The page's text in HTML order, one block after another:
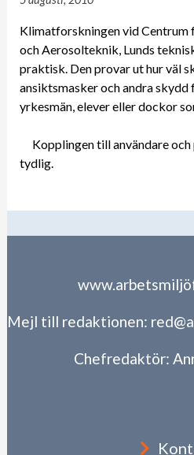
Klimatforskningen vid Centrum
och Aerosolteknik, Lunds
praktisk. Den provar ut hur väl
ansiktsmasker och andra skydd
yrkesmän, elever eller dockor
Kopplingen till användare
tydlig.
Mejl till redaktionen:
Chefredaktör: